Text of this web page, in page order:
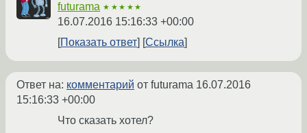
futurama ★★★★★
16.07.2016 15:16:33 +00:00
Показать ответ
Ссылка
Ответ на: комментарий от futurama 16.07.2016
15:16:33 +00:00
Что сказать хотел?